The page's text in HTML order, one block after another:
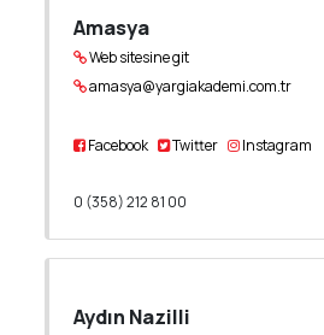
Amasya
Web sitesine git
amasya@yargiakademi.com.tr
Facebook Twitter Instagram
0 (358) 212 81 00
Aydın Nazilli